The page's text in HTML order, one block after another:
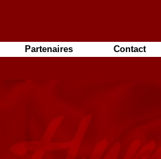
Partenaires Contact